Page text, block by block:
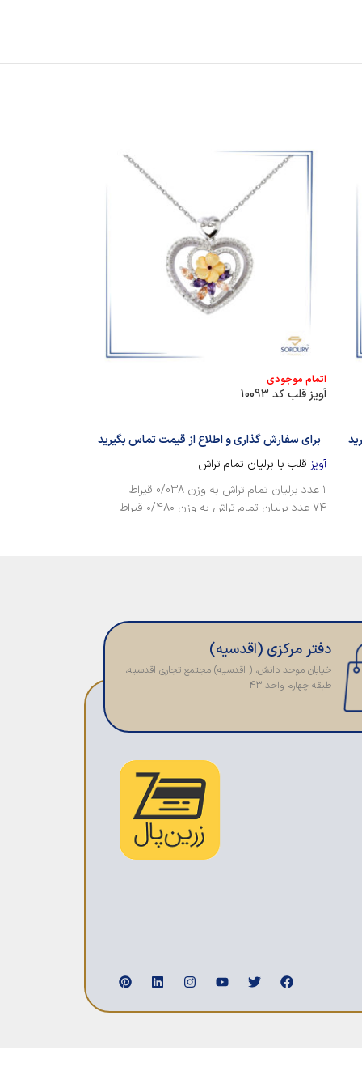
اتمام موجودی
آویز قلب کد 10093
برای سفارش گذاری و اطلاع از قیمت تماس بگیرید
آویز قلب با برلیان تمام تراش
۱ عدد برلیان تمام تراش به وزن 0/038 قیراط
۷۴ عدد برلیان تمام تراش به وزن ۰/48۰ قیراط
دفتر مرکزی (اقدسیه)
خیابان موحد دانش، ( اقدسیه) مجتمع تجاری اقدسیه،
طبقه چهارم واحد 43